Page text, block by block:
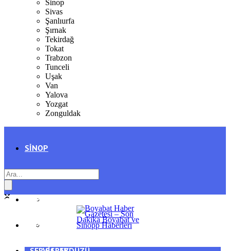
Sinop
Sivas
Şanlıurfa
Şırnak
Tekirdağ
Tokat
Trabzon
Tunceli
Uşak
Van
Yalova
Yozgat
Zonguldak
SINOP
AYANCIK
GENEL
SPOR